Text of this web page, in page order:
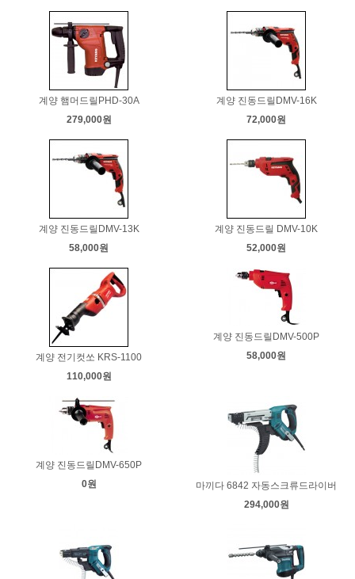
계양 햄머드릴PHD-30A
279,000원
계양 진동드릴DMV-16K
72,000원
계양 진동드릴DMV-13K
58,000원
계양 진동드릴 DMV-10K
52,000원
계양 전기컷쏘 KRS-1100
110,000원
계양 진동드릴DMV-500P
58,000원
계양 진동드릴DMV-650P
0원
마끼다 6842 자동스크류드라이버
294,000원